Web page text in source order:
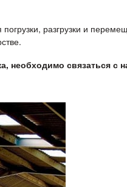
погрузки, разгрузки и
необходимо связаться с